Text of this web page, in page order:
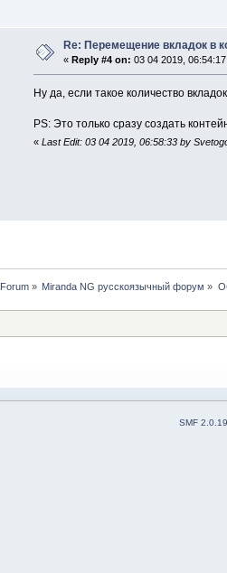
Re: Перемещение вкладок в
« Reply #4 on: 03 04 2019,
Ну да, если такое количество
PS: Это только сразу создать
«Last Edit: 03 04 2019, 06:58:33 by
» Miranda NG русскоязычный форум »
SMF 2.0.19